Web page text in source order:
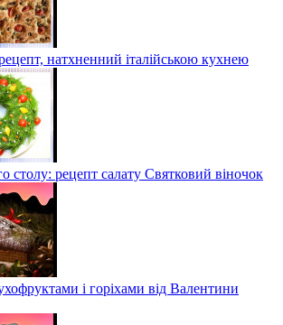
натхненний італійською кухнею
столу: рецепт салату Святковий віночок
і горіхами від Валентини